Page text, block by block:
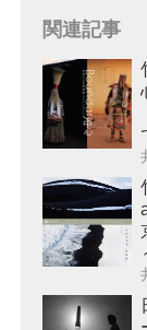
関連記事